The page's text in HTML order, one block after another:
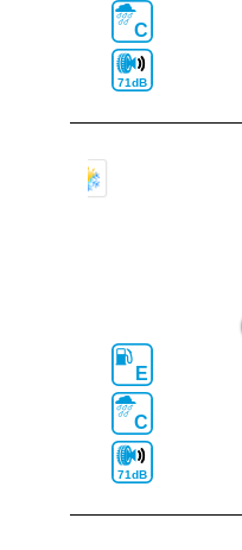
C
71dB
E
C
71dB